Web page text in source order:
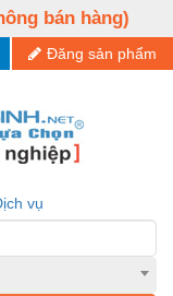
bán hàng)
Đăng sản phẩm
vụ